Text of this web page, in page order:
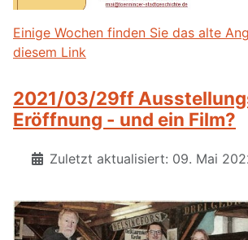
Einige Wochen finden Sie das alte
diesem Link
2021/03/29ff
Eröffnung - und ein Film?
Zuletzt aktualisiert: 09. Mai